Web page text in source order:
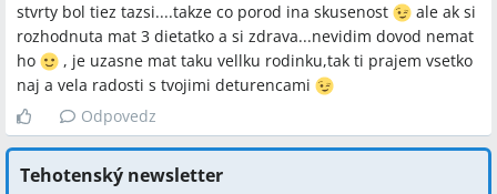
stvrty bol tiez tazsi....takze co porod ina skusenost
ale ak si
rozhodnuta mat 3 dietatko a si zdrava...nevidim dovod nemat
ho
, je uzasne mat taku vellku rodinku,tak ti prajem vsetko
naj a vela radosti s tvojimi deturencami
Odpovedz
Tehotenský newsletter